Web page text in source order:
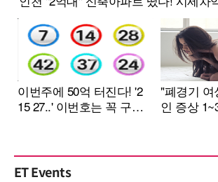
ET Events